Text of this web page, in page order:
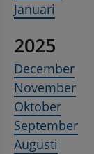
Januari
2025
December
November
Oktober
September
Augusti